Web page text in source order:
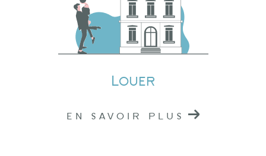
projets immobiliers. En nous choisissant, vous
faites le choix de la qualité, de la confiance et
de l'engagement. Nous sommes votre partenaire
immobilier de confiance dans l'Ouest
Louer
EN SAVOIR PLUS